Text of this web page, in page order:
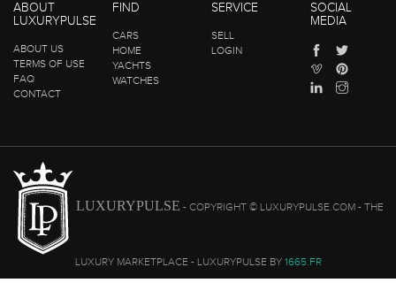
ABOUT
LUXURYPULSE
ABOUT US
TERMS OF USE
FAQ
CONTACT
FIND
CARS
HOME
YACHTS
WATCHES
SERVICE
SELL
LOGIN
SOCIAL
MEDIA
LUXURYPULSE - COPYRIGHT © LUXURYPULSE.COM - THE
LUXURY MARKETPLACE - LUXURYPULSE BY 1665.FR